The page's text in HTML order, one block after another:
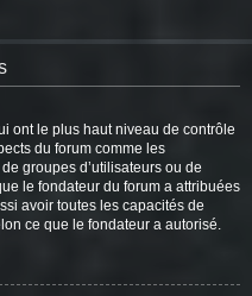
ont le plus haut niveau de contrôle
du forum comme les
groupes d’utilisateurs ou de
le fondateur du forum a attribuées
avoir toutes les capacités de
ce que le fondateur a autorisé.